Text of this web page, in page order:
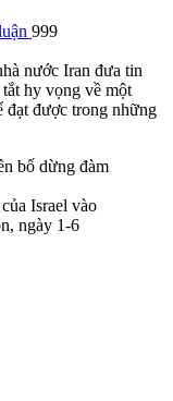
999
nước Iran đưa tin
hy vọng về một
đạt được trong những
Israel vào
ngày 1-6